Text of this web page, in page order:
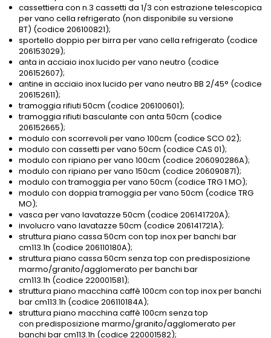
cassettiera con n.3 cassetti da 1/3 con estrazione telescopica
per vano cella refrigerato (non disponibile su versione
BT) (codice 206100821);
sportello doppio per birra per vano cella refrigerato (codice
206153029);
anta in acciaio inox lucido per vano neutro (codice
206152607);
antine in acciaio inox lucido per vano neutro BB 2/45° (codice
206152611);
tramoggia rifiuti 50cm (codice 206100601);
tramoggia rifiuti basculante con anta 50cm (codice
206152665);
modulo con scorrevoli per vano 100cm (codice SCO 02);
modulo con cassetti per vano 50cm (codice CAS 01);
modulo con ripiano per vano 100cm (codice 206090286A);
modulo con ripiano per vano 150cm (codice 206090871);
modulo con tramoggia per vano 50cm (codice TRG 1 MO);
modulo con doppia tramoggia per vano 50cm (codice TRG
MO);
vasca per vano lavatazze 50cm (codice 206141720A);
involucro vano lavatazze 50cm (codice 206141721A);
struttura piano cassa 50cm con top inox per banchi bar
cm113.1h (codice 206110180A);
struttura piano cassa 50cm senza top con predisposizione
marmo/granito/agglomerato per banchi bar
cm113.1h (codice 220001581);
struttura piano macchina caffè 100cm con top inox per banchi
bar cm113.1h (codice 206110184A);
struttura piano macchina caffè 100cm senza top
con predisposizione marmo/granito/agglomerato per
banchi bar cm113.1h (codice 220001582);